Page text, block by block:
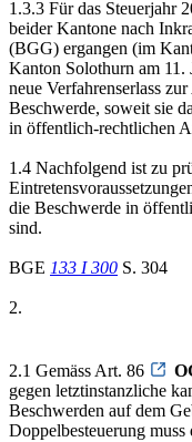
1.3.3 Für das Steuerjahr
beider Kantone nach
(BGG) ergangen (im
Kanton Solothurn am 11.
neue Verfahrenserlass
Beschwerde, soweit sie
in öffentlich-rechtlichen
1.4 Nachfolgend ist zu
die Beschwerde in
sind.
BGE 133 I 300 S. 304
2.
2.1 Gemäss Art. 86
gegen letztinstanzliche
Beschwerden auf dem
Doppelbesteuerung